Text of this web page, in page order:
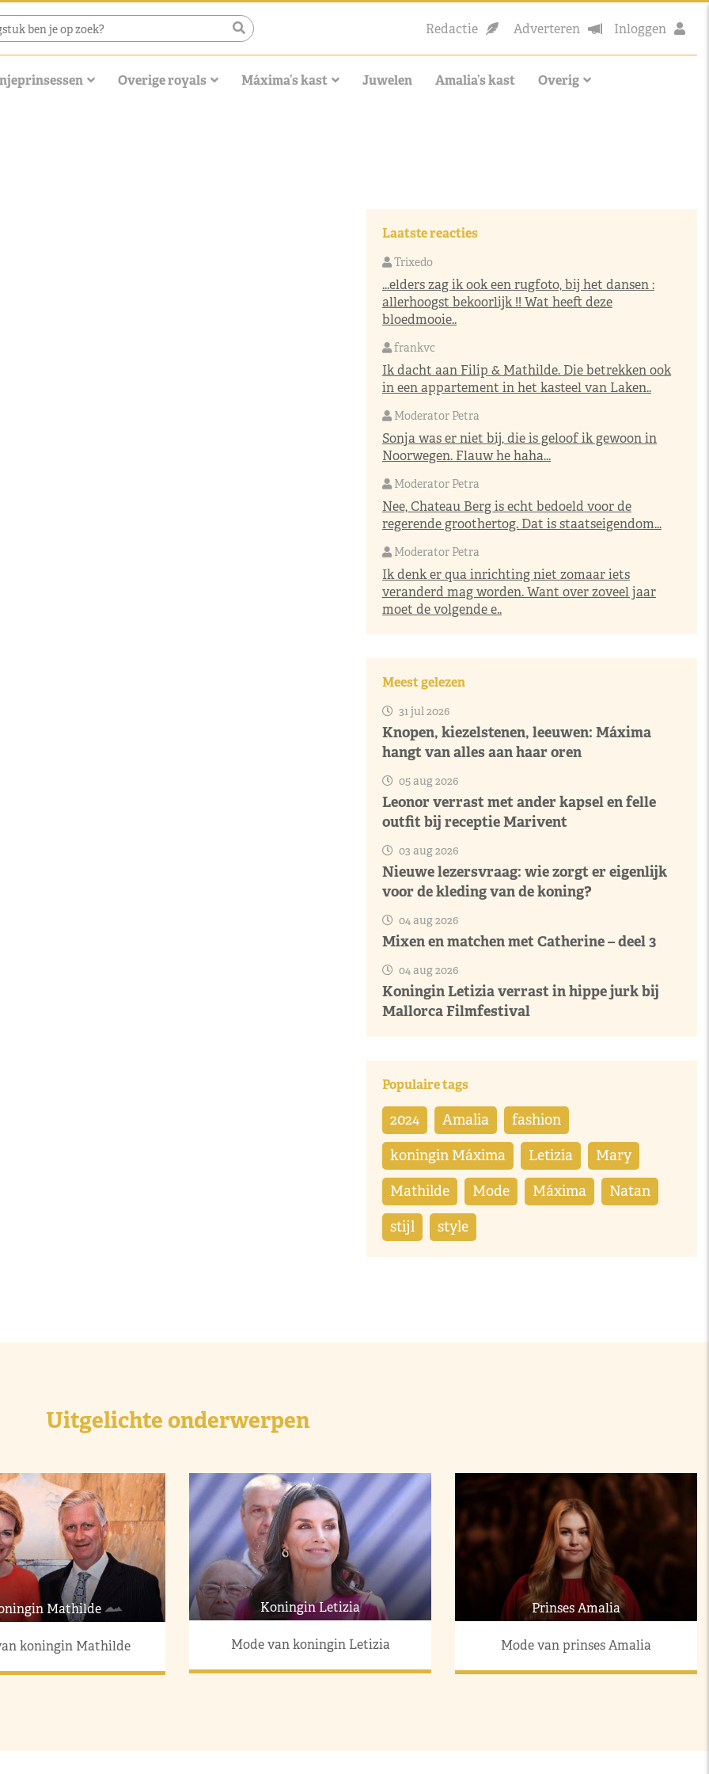
Redactie Adverteren Inloggen
Overige royals Máxima’s kast Juwelen Amalia’s kast Overig
Laatste reacties
Trixedo
...elders zag ik ook een rugfoto, bij het dansen :
allerhoogst bekoorlijk !! Wat heeft deze
bloedmooie..
frankvc
Ik dacht aan Filip & Mathilde. Die betrekken ook
in een appartement in het kasteel van Laken..
Moderator Petra
Sonja was er niet bij, die is geloof ik gewoon in
Noorwegen. Flauw he haha...
Moderator Petra
Nee, Chateau Berg is echt bedoeld voor de
regerende groothertog. Dat is staatseigendom...
Moderator Petra
Ik denk er qua inrichting niet zomaar iets
veranderd mag worden. Want over zoveel jaar
moet de volgende e..
Meest gelezen
31 jul 2026
Knopen, kiezelstenen, leeuwen: Máxima
hangt van alles aan haar oren
05 aug 2026
Leonor verrast met ander kapsel en felle
outfit bij receptie Marivent
03 aug 2026
Nieuwe lezersvraag: wie zorgt er eigenlijk
voor de kleding van de koning?
04 aug 2026
Mixen en matchen met Catherine – deel 3
04 aug 2026
Koningin Letizia verrast in hippe jurk bij
Mallorca Filmfestival
Populaire tags
2024 Amalia fashion
koningin Máxima Letizia Mary
Mathilde Mode Máxima Natan
stijl style
Uitgelichte onderwerpen
Mathilde
koningin Mathilde
Koningin Letizia
Mode van koningin Letizia
Prinses Amalia
Mode van prinses Amalia